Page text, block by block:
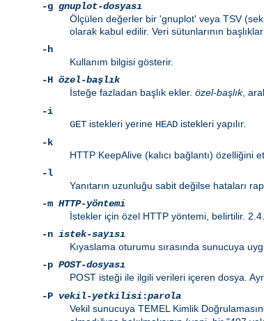
-g gnuplot-dosyası
Ölçülen değerler bir 'gnuplot' veya TSV
olarak kabul edilir. Veri sütunlarının
-h
Kullanım bilgisi gösterir.
-H özel-başlık
İsteğe fazladan başlık ekler. özel-başlık,
-i
GET istekleri yerine HEAD istekleri yapılır.
-k
HTTP KeepAlive (kalıcı bağlantı) özelliğini
-l
Yanıtarın uzunluğu sabit değilse hataları
-m HTTP-yöntemi
İstekler için özel HTTP yöntemi, belirtilir.
-n istek-sayısı
Kıyaslama oturumu sırasında sunucuya
-p POST-dosyası
POST isteği ile ilgili verileri içeren dosya.
-P vekil-yetkilisi:parola
Vekil sunucuya TEMEL Kimlik